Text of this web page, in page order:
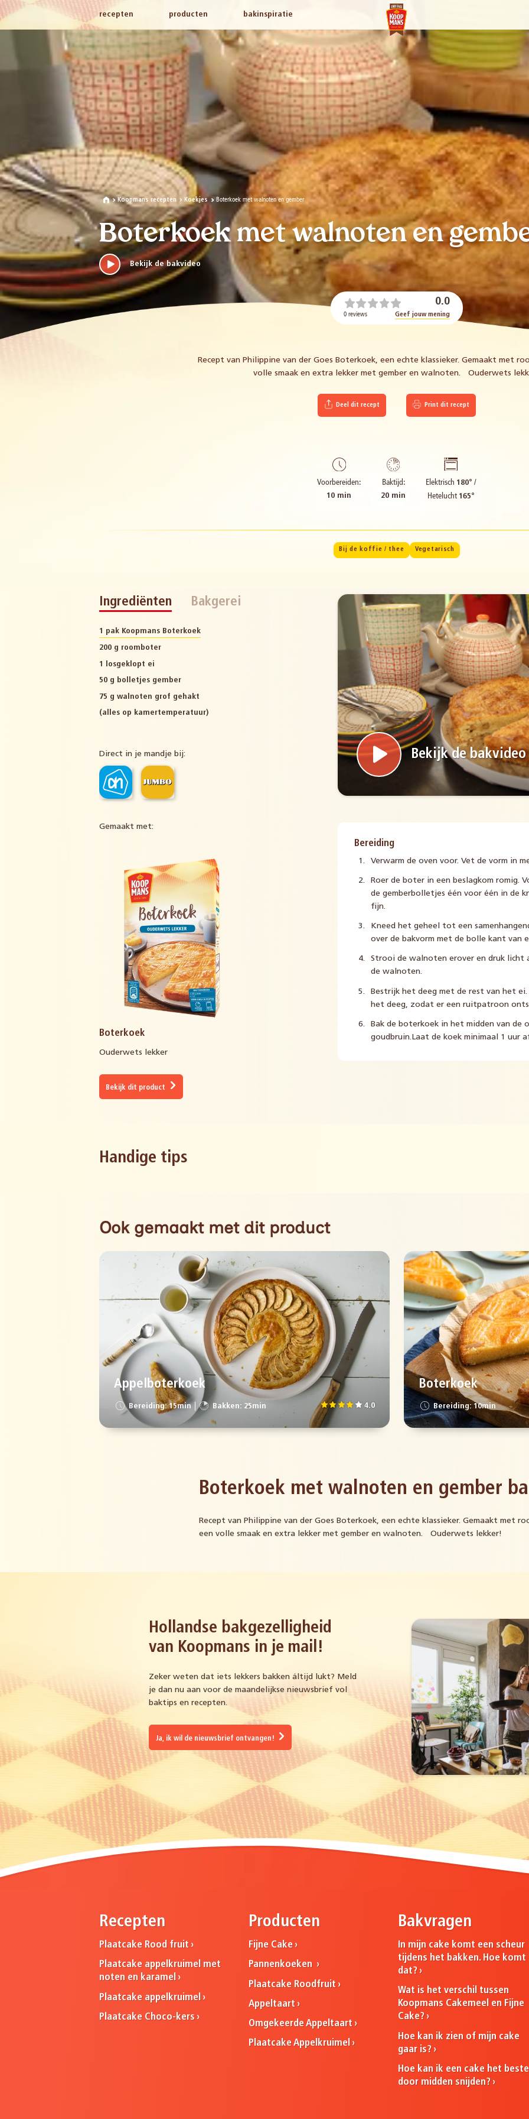
recepten producten bakinspiratie
Koopmans recepten Koekjes Boterkoek met walnoten en gember
Boterkoek met walnoten en
Bekijk de bakvideo
0.0
0 reviews Geef jouw mening
Recept van Philippine van der Goes Boterkoek, een echte klassieker. Gemaakt met
volle smaak en extra lekker met gember en walnoten.ﾠOuderwets
Deel dit recept Print dit recept
Voorbereiden:
10 min
Baktijd:
20 min
Elektrisch 180° /
Hetelucht 165°
Bij de koffie / thee Vegetarisch
Ingrediënten Bakgerei
1 pak Koopmans Boterkoek
200 g roomboter
1 losgeklopt ei
50 g bolletjes gember
75 g walnoten grof gehakt
(alles op kamertemperatuur)
Direct in je mandje bij:
Gemaakt met:
Boterkoek
Ouderwets lekker
Bekijk dit product
Bekijk de bakvideo
Bereiding
Verwarm de oven voor. Vet de vorm in
Roer de boter in een beslagkom romig.
de gemberbolletjes één voor één in de
fijn.
Kneed het geheel tot een
over de bakvorm met de bolle kant van
Strooi de walnoten erover en druk licht
de walnoten.
Bestrijk het deeg met de rest van het
het deeg, zodat er een ruitpatroon
Bak de boterkoek in het midden van de
goudbruin.Laat de koek minimaal 1 uur
Handige tips
Ook gemaakt met dit product
Appelboterkoek
Bereiding: 15min Bakken: 25min 4.0
Boterkoek
Bereiding: 10min
Boterkoek met walnoten en gember
Recept van Philippine van der Goes Boterkoek, een echte klassieker. Gemaakt met
een volle smaak en extra lekker met gember en walnoten.ﾠOuderwets lekker!
Hollandse bakgezelligheid
van Koopmans in je mail!
Zeker weten dat iets lekkers bakken áltijd lukt? Meld
je dan nu aan voor de maandelijkse nieuwsbrief vol
baktips en recepten.
Ja, ik wil de nieuwsbrief ontvangen!
Recepten
Plaatcake Rood fruit
Plaatcake appelkruimel met
noten en karamel
Plaatcake appelkruimel
Plaatcake Choco-kers
Producten
Fijne Cake
Pannenkoeken
Plaatcake Roodfruit
Appeltaart
Omgekeerde Appeltaart
Plaatcake Appelkruimel
Bakvragen
In mijn cake komt een scheur
tijdens het bakken. Hoe komt
dat?
Wat is het verschil tussen
Koopmans Cakemeel en Fijne
Cake?
Hoe kan ik zien of mijn cake
gaar is?
Hoe kan ik een cake het beste
door midden snijden?